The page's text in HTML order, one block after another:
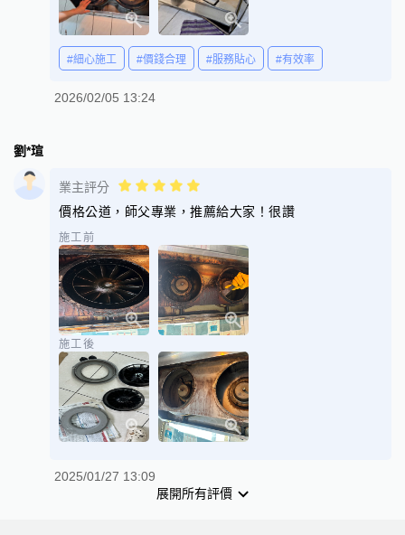
#細心施工 #價錢合理 #服務貼心 #有效率
2026/02/05 13:24
劉*瑄
業主評分
價格公道，師父專業，推薦給大家！很讚
施工前
施工後
2025/01/27 13:09
展開所有評價